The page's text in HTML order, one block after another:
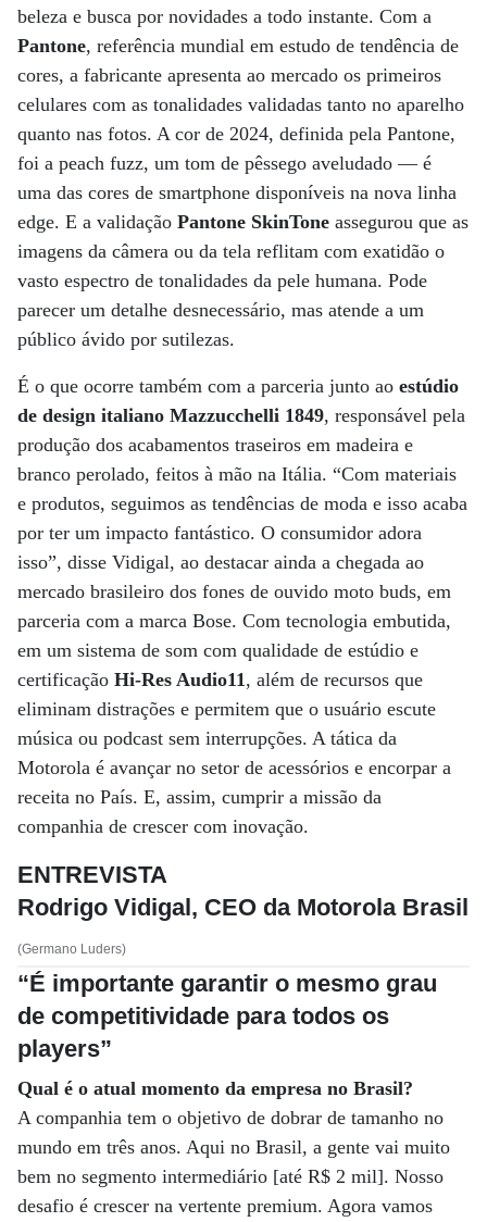
beleza e busca por novidades a todo instante. Com a
Pantone, referência mundial em estudo de tendência de
cores, a fabricante apresenta ao mercado os primeiros
celulares com as tonalidades validadas tanto no aparelho
quanto nas fotos. A cor de 2024, definida pela Pantone,
foi a peach fuzz, um tom de pêssego aveludado — é
uma das cores de smartphone disponíveis na nova linha
edge. E a validação Pantone SkinTone assegurou que as
imagens da câmera ou da tela reflitam com exatidão o
vasto espectro de tonalidades da pele humana. Pode
parecer um detalhe desnecessário, mas atende a um
público ávido por sutilezas.
É o que ocorre também com a parceria junto ao estúdio
de design italiano Mazzucchelli 1849, responsável pela
produção dos acabamentos traseiros em madeira e
branco perolado, feitos à mão na Itália. “Com materiais
e produtos, seguimos as tendências de moda e isso acaba
por ter um impacto fantástico. O consumidor adora
isso”, disse Vidigal, ao destacar ainda a chegada ao
mercado brasileiro dos fones de ouvido moto buds, em
parceria com a marca Bose. Com tecnologia embutida,
em um sistema de som com qualidade de estúdio e
certificação Hi-Res Audio11, além de recursos que
eliminam distrações e permitem que o usuário escute
música ou podcast sem interrupções. A tática da
Motorola é avançar no setor de acessórios e encorpar a
receita no País. E, assim, cumprir a missão da
companhia de crescer com inovação.
ENTREVISTA
Rodrigo Vidigal, CEO da Motorola Brasil
(Germano Luders)
“É importante garantir o mesmo grau
de competitividade para todos os
players”
Qual é o atual momento da empresa no Brasil?
A companhia tem o objetivo de dobrar de tamanho no
mundo em três anos. Aqui no Brasil, a gente vai muito
bem no segmento intermediário [até R$ 2 mil]. Nosso
desafio é crescer na vertente premium. Agora vamos